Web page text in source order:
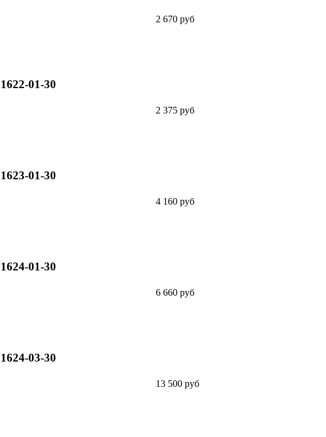
2 670 руб
01-30
2 375 руб
01-30
4 160 руб
01-30
6 660 руб
03-30
13 500 руб